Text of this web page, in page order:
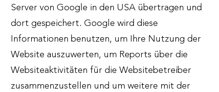
Server von Google in den USA übertragen und
dort gespeichert. Google wird diese
Informationen benutzen, um Ihre Nutzung der
Website auszuwerten, um Reports über die
Websiteaktivitäten für die Websitebetreiber
zusammenzustellen und um weitere mit der